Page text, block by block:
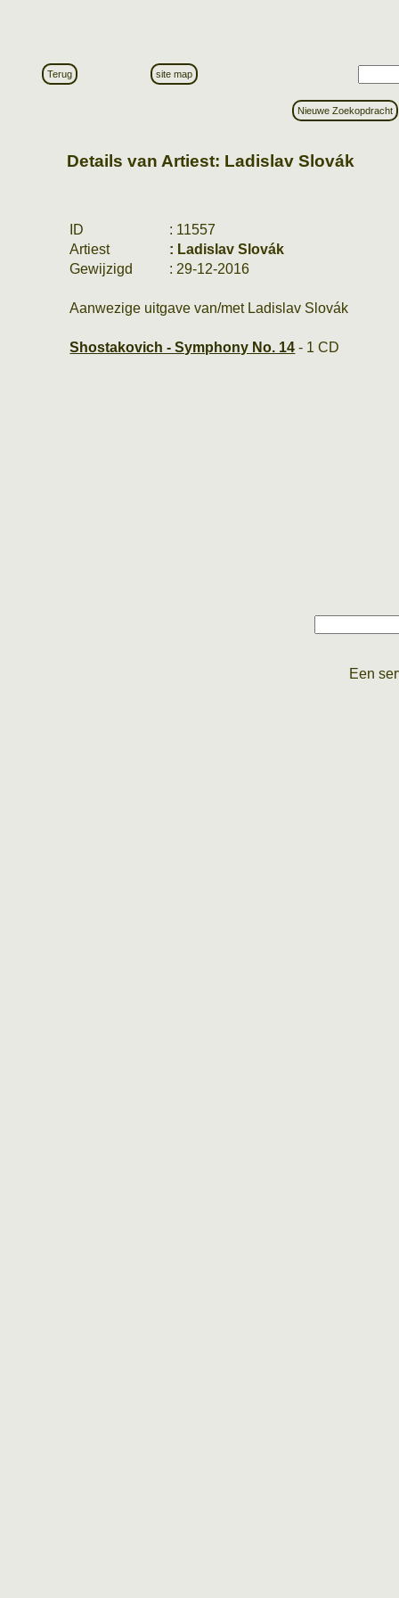
Terug site map
Nieuwe Zoekopdracht
Details van Artiest: Ladislav Slovák
ID
: 11557
Artiest
: Ladislav Slovák
Gewijzigd
: 29-12-2016
Aanwezige uitgave van/met Ladislav Slovák
Shostakovich - Symphony No. 14 - 1 CD
Een